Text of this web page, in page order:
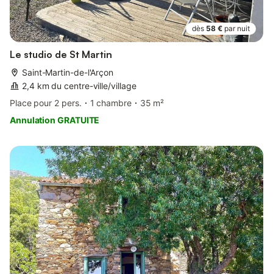
dès 58 € par nuit
Le studio de St Martin
Saint-Martin-de-l'Arçon
2,4 km du centre-ville/village
Place pour 2 pers.
1 chambre
35 m²
Annulation GRATUITE